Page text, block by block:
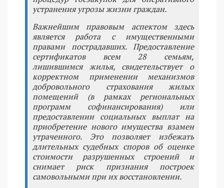
устранения угрозы жизни граждан.
Важнейшим правовым аспектом здесь
является работа с имущественными
правами пострадавших. Предоставление
сертификатов всем 28 семьям,
лишившимся жилья, свидетельствует о
корректном применении механизмов
добровольного страхования жилых
помещений (в рамках региональных
программ софинансирования) или
предоставлении социальных выплат на
приобретение нового имущества взамен
утраченного. Это позволяет избежать
длительных судебных споров об оценке
стоимости разрушенных строений и
снимает риск признания построек
самовольными при их восстановлении.